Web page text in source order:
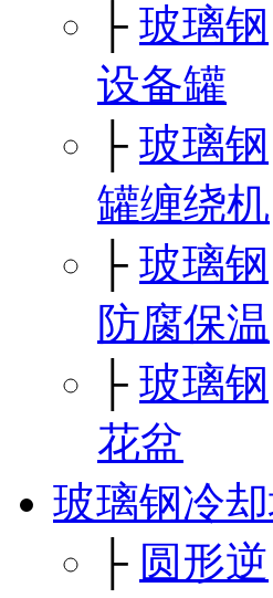
├ 玻璃钢
设备罐
├ 玻璃钢
罐缠绕机
├ 玻璃钢
防腐保温
├ 玻璃钢
花盆
玻璃钢冷
├ 圆形逆